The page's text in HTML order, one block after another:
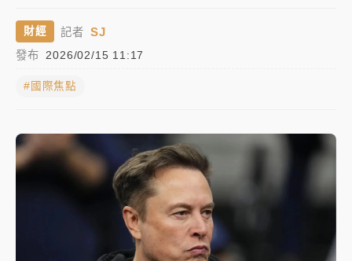
油價持續凍漲！ 中油宣布下周一汽柴油價格維持不變
有片｜
白海豚暴風圈逼近！新北淡水赫見龍捲風 榕樹
連根拔起
中颱白海豚風雨來了！中部以北防豪雨 今晚、明天影
白海豚逼近！北市水門只出不進 未移置車輛最高罰
財經 記者 SJ
發布 2026/02/15 11:17
#國際焦點